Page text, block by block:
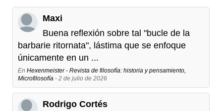
Maxi
Buena reflexión sobre tal "bucle de la
barbarie ritornata", lástima que se enfoque
únicamente en un ...
En Hexenmeister - Revista de filosofía: historia y pensamiento,
Microfilosofía - 2 de julio de 2026
Rodrigo Cortés